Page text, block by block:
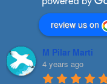
review us on
M Pilar Marti
4 years ago